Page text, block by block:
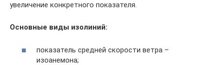
увеличение конкретного показателя.
Основные виды изолиний:
показатель средней скорости ветра –
изоанемона;